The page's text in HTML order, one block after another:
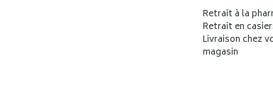
Retrait à la
Retrait en
Livraison chez
magasin